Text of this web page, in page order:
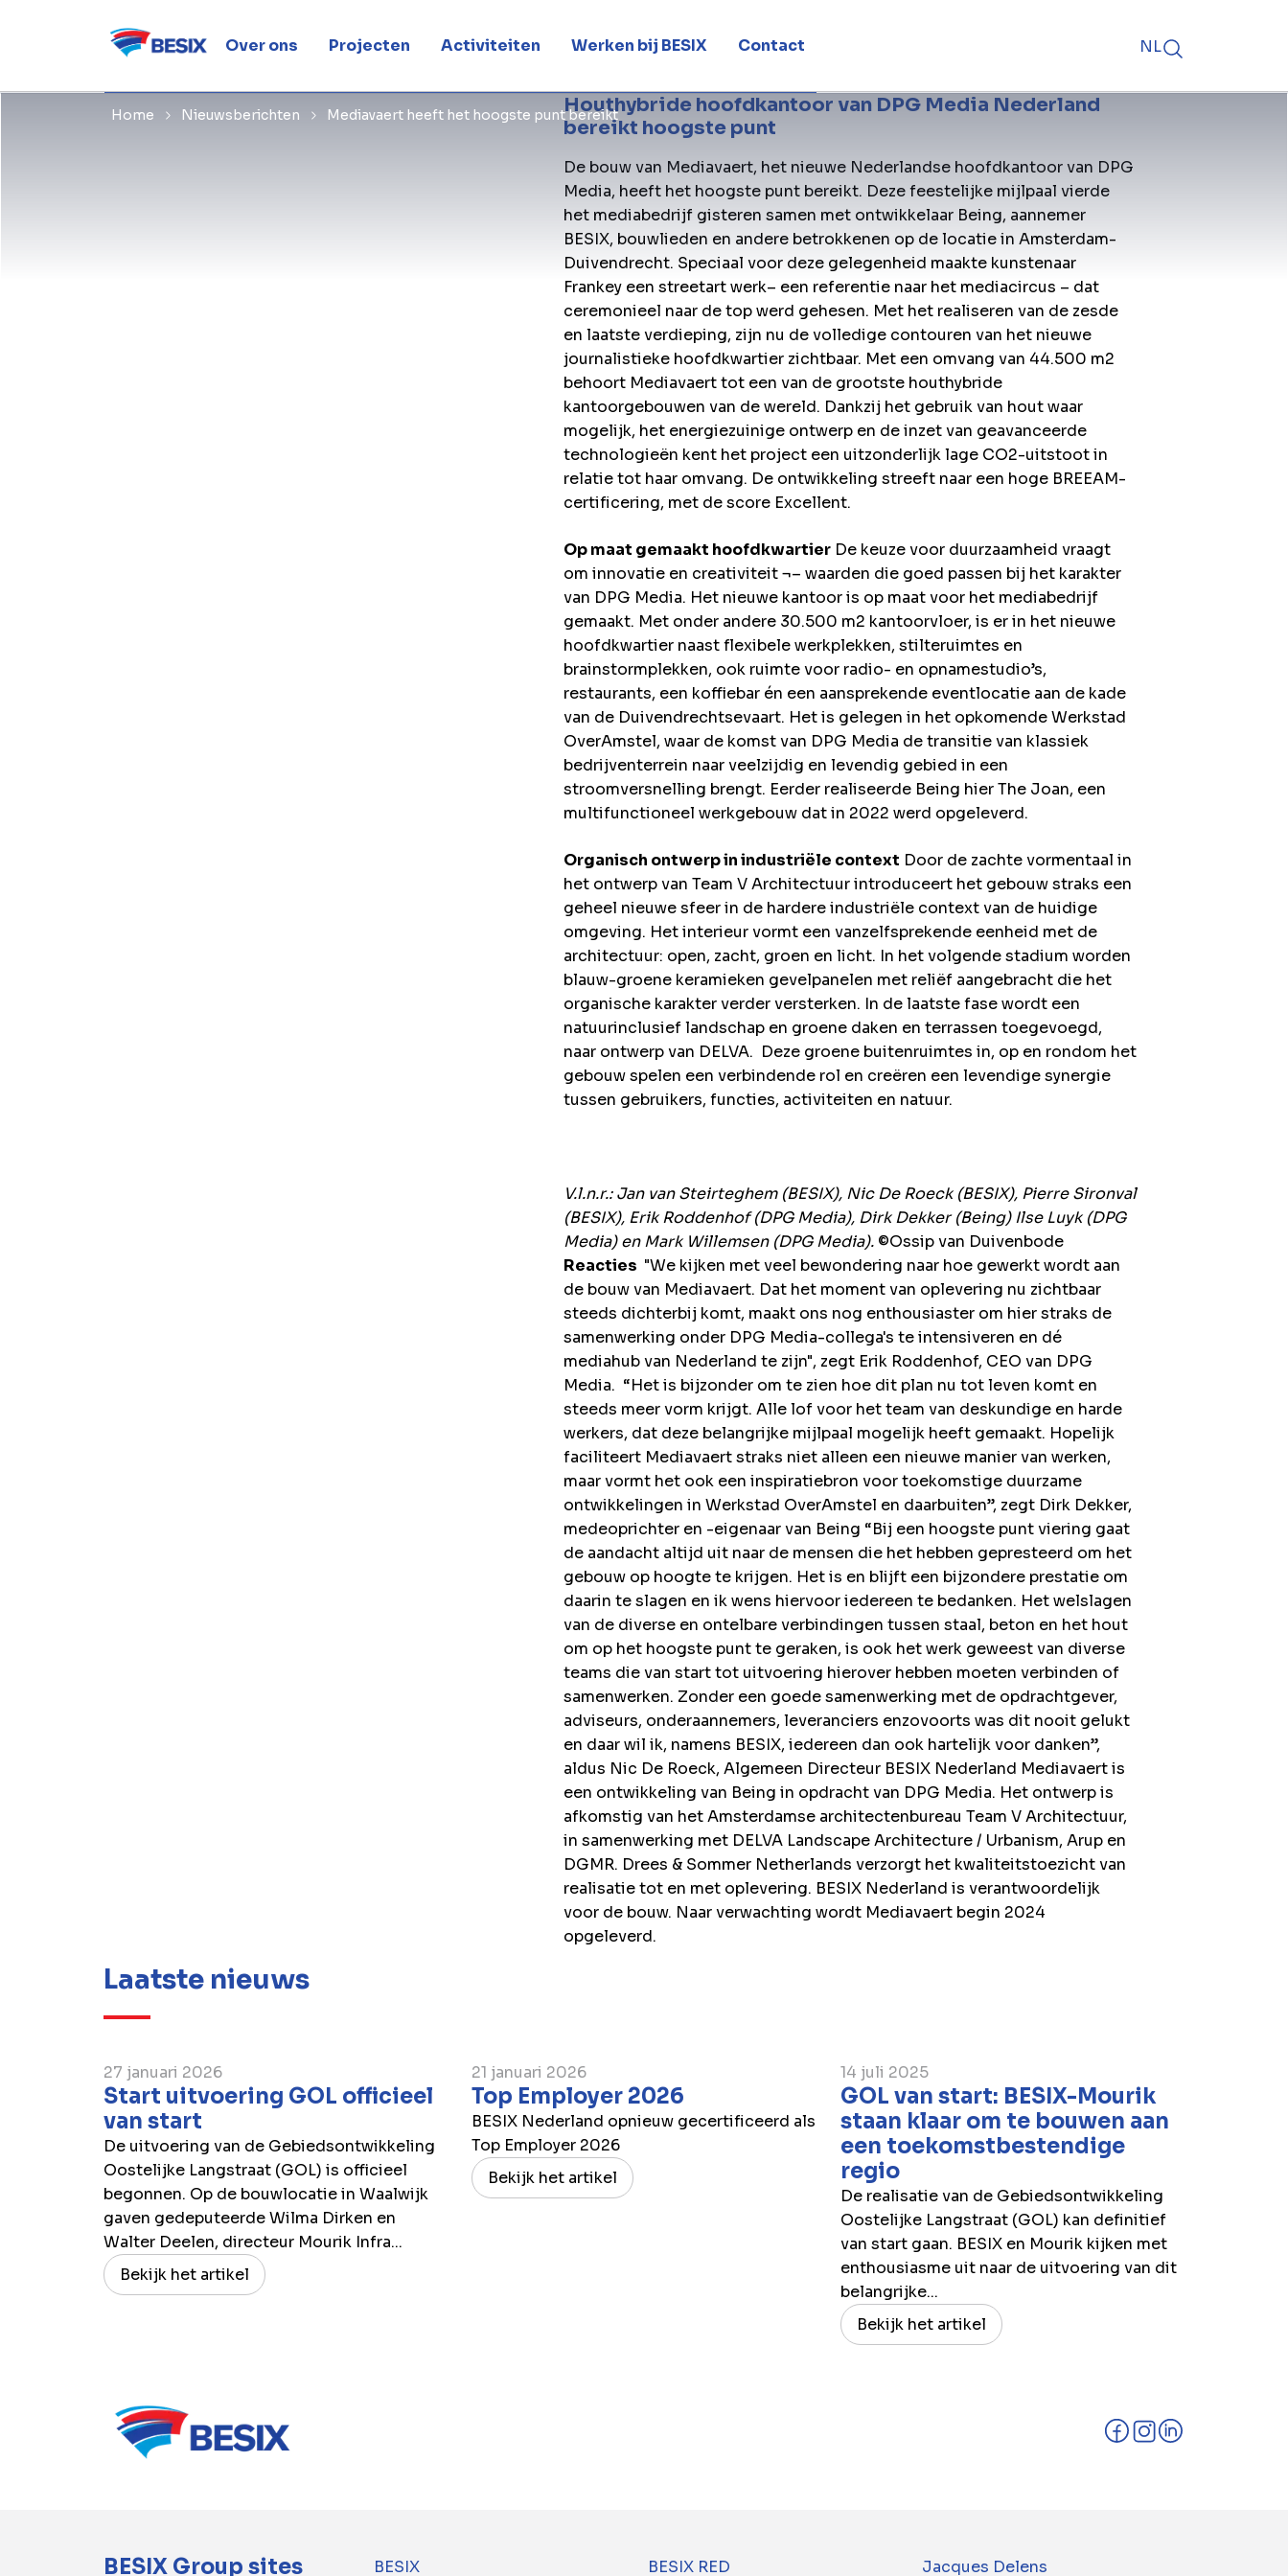
Over ons Projecten Activiteiten Werken bij BESIX Contact NL
Home Nieuwsberichten Mediavaert heeft het hoogste punt bereikt
hoogste punt bereikt
Houthybride hoofdkantoor van DPG Media Nederland
bereikt hoogste punt
De bouw van Mediavaert, het nieuwe Nederlandse hoofdkantoor van DPG
Media, heeft het hoogste punt bereikt. Deze feestelijke mijlpaal vierde
het mediabedrijf gisteren samen met ontwikkelaar Being, aannemer
BESIX, bouwlieden en andere betrokkenen op de locatie in Amsterdam-
Duivendrecht. Speciaal voor deze gelegenheid maakte kunstenaar
Frankey een streetart werk– een referentie naar het mediacircus – dat
ceremonieel naar de top werd gehesen. Met het realiseren van de zesde
en laatste verdieping, zijn nu de volledige contouren van het nieuwe
journalistieke hoofdkwartier zichtbaar. Met een omvang van 44.500 m2
behoort Mediavaert tot een van de grootste houthybride
kantoorgebouwen van de wereld. Dankzij het gebruik van hout waar
mogelijk, het energiezuinige ontwerp en de inzet van geavanceerde
technologieën kent het project een uitzonderlijk lage CO2-uitstoot in
relatie tot haar omvang. De ontwikkeling streeft naar een hoge BREEAM-
certificering, met de score Excellent.
Op maat gemaakt hoofdkwartier De keuze voor duurzaamheid vraagt
om innovatie en creativiteit ¬– waarden die goed passen bij het karakter
van DPG Media. Het nieuwe kantoor is op maat voor het mediabedrijf
gemaakt. Met onder andere 30.500 m2 kantoorvloer, is er in het nieuwe
hoofdkwartier naast flexibele werkplekken, stilteruimtes en
brainstormplekken, ook ruimte voor radio- en opnamestudio’s,
restaurants, een koffiebar én een aansprekende eventlocatie aan de kade
van de Duivendrechtsevaart. Het is gelegen in het opkomende Werkstad
OverAmstel, waar de komst van DPG Media de transitie van klassiek
bedrijventerrein naar veelzijdig en levendig gebied in een
stroomversnelling brengt. Eerder realiseerde Being hier The Joan, een
multifunctioneel werkgebouw dat in 2022 werd opgeleverd.
Organisch ontwerp in industriële context Door de zachte vormentaal in
het ontwerp van Team V Architectuur introduceert het gebouw straks een
geheel nieuwe sfeer in de hardere industriële context van de huidige
omgeving. Het interieur vormt een vanzelfsprekende eenheid met de
architectuur: open, zacht, groen en licht. In het volgende stadium worden
blauw-groene keramieken gevelpanelen met reliëf aangebracht die het
organische karakter verder versterken. In de laatste fase wordt een
natuurinclusief landschap en groene daken en terrassen toegevoegd,
naar ontwerp van DELVA. Deze groene buitenruimtes in, op en rondom het
gebouw spelen een verbindende rol en creëren een levendige synergie
tussen gebruikers, functies, activiteiten en natuur.
V.l.n.r.: Jan van Steirteghem (BESIX), Nic De Roeck (BESIX), Pierre Sironval
(BESIX), Erik Roddenhof (DPG Media), Dirk Dekker (Being) Ilse Luyk (DPG
Media) en Mark Willemsen (DPG Media). ©Ossip van Duivenbode
Reacties "We kijken met veel bewondering naar hoe gewerkt wordt aan
de bouw van Mediavaert. Dat het moment van oplevering nu zichtbaar
steeds dichterbij komt, maakt ons nog enthousiaster om hier straks de
samenwerking onder DPG Media-collega's te intensiveren en dé
mediahub van Nederland te zijn", zegt Erik Roddenhof, CEO van DPG
Media. “Het is bijzonder om te zien hoe dit plan nu tot leven komt en
steeds meer vorm krijgt. Alle lof voor het team van deskundige en harde
werkers, dat deze belangrijke mijlpaal mogelijk heeft gemaakt. Hopelijk
faciliteert Mediavaert straks niet alleen een nieuwe manier van werken,
maar vormt het ook een inspiratiebron voor toekomstige duurzame
ontwikkelingen in Werkstad OverAmstel en daarbuiten”, zegt Dirk Dekker,
medeoprichter en -eigenaar van Being “Bij een hoogste punt viering gaat
de aandacht altijd uit naar de mensen die het hebben gepresteerd om het
gebouw op hoogte te krijgen. Het is en blijft een bijzondere prestatie om
daarin te slagen en ik wens hiervoor iedereen te bedanken. Het welslagen
van de diverse en ontelbare verbindingen tussen staal, beton en het hout
om op het hoogste punt te geraken, is ook het werk geweest van diverse
teams die van start tot uitvoering hierover hebben moeten verbinden of
samenwerken. Zonder een goede samenwerking met de opdrachtgever,
adviseurs, onderaannemers, leveranciers enzovoorts was dit nooit gelukt
en daar wil ik, namens BESIX, iedereen dan ook hartelijk voor danken”,
aldus Nic De Roeck, Algemeen Directeur BESIX Nederland Mediavaert is
een ontwikkeling van Being in opdracht van DPG Media. Het ontwerp is
afkomstig van het Amsterdamse architectenbureau Team V Architectuur,
in samenwerking met DELVA Landscape Architecture / Urbanism, Arup en
DGMR. Drees & Sommer Netherlands verzorgt het kwaliteitstoezicht van
realisatie tot en met oplevering. BESIX Nederland is verantwoordelijk
voor de bouw. Naar verwachting wordt Mediavaert begin 2024
opgeleverd.
Laatste nieuws
27 januari 2026
Start uitvoering GOL officieel
van start
De uitvoering van de Gebiedsontwikkeling
Oostelijke Langstraat (GOL) is officieel
begonnen. Op de bouwlocatie in Waalwijk
gaven gedeputeerde Wilma Dirken en
Walter Deelen, directeur Mourik Infra...
Bekijk het artikel
21 januari 2026
Top Employer 2026
BESIX Nederland opnieuw gecertificeerd als
Top Employer 2026
Bekijk het artikel
14 juli 2025
GOL van start: BESIX-Mourik
staan klaar om te bouwen aan
een toekomstbestendige
regio
De realisatie van de Gebiedsontwikkeling
Oostelijke Langstraat (GOL) kan definitief
van start gaan. BESIX en Mourik kijken met
enthousiasme uit naar de uitvoering van dit
belangrijke...
Bekijk het artikel
BESIX Group sites BESIX BESIX RED Jacques Delens